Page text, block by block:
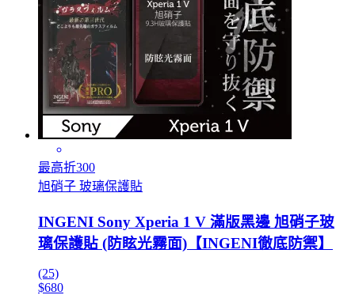
最高折300
旭硝子 玻璃保護貼
INGENI Sony Xperia 1 V 滿版黑邊 旭硝子玻
璃保護貼 (防眩光霧面)【INGENI徹底防禦】
(25)
$680